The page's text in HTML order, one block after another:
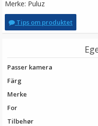
Merke: Puluz
Tips om produktet
Passer kamera
Färg
Merke
For
Tilbehør